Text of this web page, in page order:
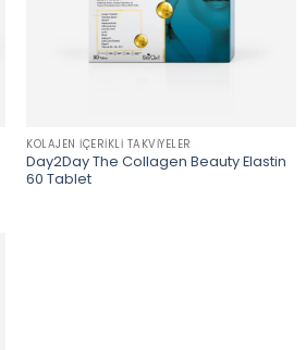
KOLAJEN İÇERIKLI TAKVIYELER
Day2Day The Collagen Beauty Elastin
60 Tablet